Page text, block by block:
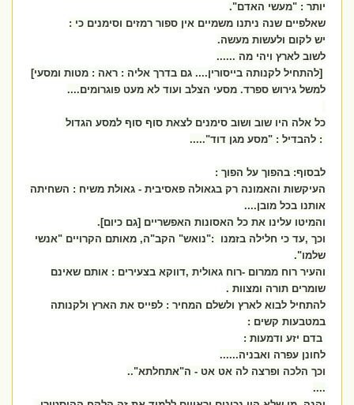
יותר : "מעשי האדם".
שאלפיים שנה ניתנו משמיים אין ספור רמזים וסימנים כי :
יש לקום ולעשות מעשה.
לשוב לארץ ויהי מה ......
[להתחיל לקנותה בייסורין.... גם בדרך אליה : ראה : מטות ומסעי]
למשל גירוש ספרד. מסעי הצלב ועוד לא מעט פוגרומים....
כל אלה היו שוב ושוב סימנים לצאת סוף סוף למסע הגדול
: להבדיל : "מסע מגן דוד".....
לבסוף: בהפוך על הפוך :
העיקשות והאמונה רק בגאולה פאסיבית - גאולת משיח : השחיתה
אותנו בכל מובן....
והמיטו עלינו את כל האסונות האפשריים [גם כיום].
וכך ,עד כי חלילה בזמנו :"נואש" הקב"ה, מאותם הקרויים "אנשי
שלמו".
והעיר רוח ממרום -רוח גאולית ,דווקא בצעירים : אותם שאינם
שומרים תורה ומצוות .
להתחיל לבוא לארץ ולשלם המחיר : לפייס את הארץ ולקנותה
במטבעות קשים :
בדם יזע ודמעות :
לחונן עפרה ואבניה......
וכך הלכה ופרצה לה אט אט - ה"אתחלתא"..